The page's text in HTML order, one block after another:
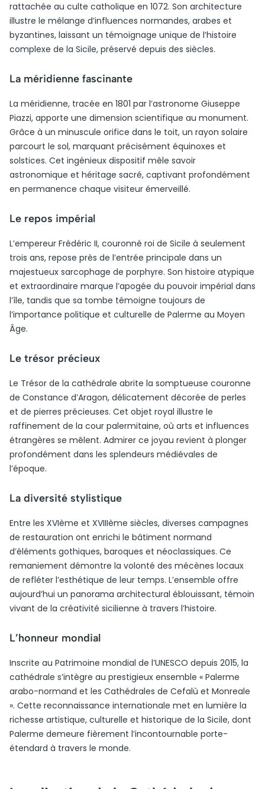
rattachée au culte catholique en 1072. Son architecture
illustre le mélange d’influences normandes, arabes et
byzantines, laissant un témoignage unique de l’histoire
complexe de la Sicile, préservé depuis des siècles.
La méridienne fascinante
La méridienne, tracée en 1801 par l’astronome Giuseppe
Piazzi, apporte une dimension scientifique au monument.
Grâce à un minuscule orifice dans le toit, un rayon solaire
parcourt le sol, marquant précisément équinoxes et
solstices. Cet ingénieux dispositif mêle savoir
astronomique et héritage sacré, captivant profondément
en permanence chaque visiteur émerveillé.
Le repos impérial
L’empereur Frédéric II, couronné roi de Sicile à seulement
trois ans, repose près de l’entrée principale dans un
majestueux sarcophage de porphyre. Son histoire atypique
et extraordinaire marque l’apogée du pouvoir impérial dans
l’île, tandis que sa tombe témoigne toujours de
l’importance politique et culturelle de Palerme au Moyen
Âge.
Le trésor précieux
Le Trésor de la cathédrale abrite la somptueuse couronne
de Constance d’Aragon, délicatement décorée de perles
et de pierres précieuses. Cet objet royal illustre le
raffinement de la cour palermitaine, où arts et influences
étrangères se mêlent. Admirer ce joyau revient à plonger
profondément dans les splendeurs médiévales de
l’époque.
La diversité stylistique
Entre les XVIème et XVIIIème siècles, diverses campagnes
de restauration ont enrichi le bâtiment normand
d’éléments gothiques, baroques et néoclassiques. Ce
remaniement démontre la volonté des mécènes locaux
de refléter l’esthétique de leur temps. L’ensemble offre
aujourd’hui un panorama architectural éblouissant, témoin
vivant de la créativité sicilienne à travers l’histoire.
L’honneur mondial
Inscrite au Patrimoine mondial de l’UNESCO depuis 2015, la
cathédrale s’intègre au prestigieux ensemble « Palerme
arabo-normand et les Cathédrales de Cefalù et Monreale
». Cette reconnaissance internationale met en lumière la
richesse artistique, culturelle et historique de la Sicile, dont
Palerme demeure fièrement l’incontournable porte-
étendard à travers le monde.